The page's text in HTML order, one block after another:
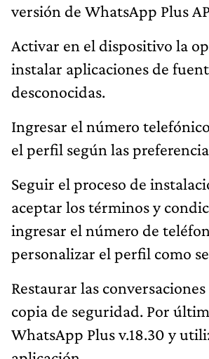
versión de WhatsApp Plus
Activar en el dispositivo la
instalar aplicaciones de
desconocidas.
Ingresar el número
el perfil según las
Seguir el proceso de
aceptar los términos y
ingresar el número de
personalizar el perfil como
Restaurar las
copia de seguridad. Por
WhatsApp Plus v.18.30 y